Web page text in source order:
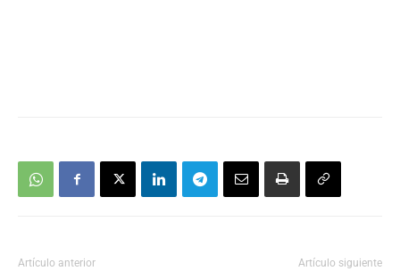
Artículo anterior Artículo siguiente